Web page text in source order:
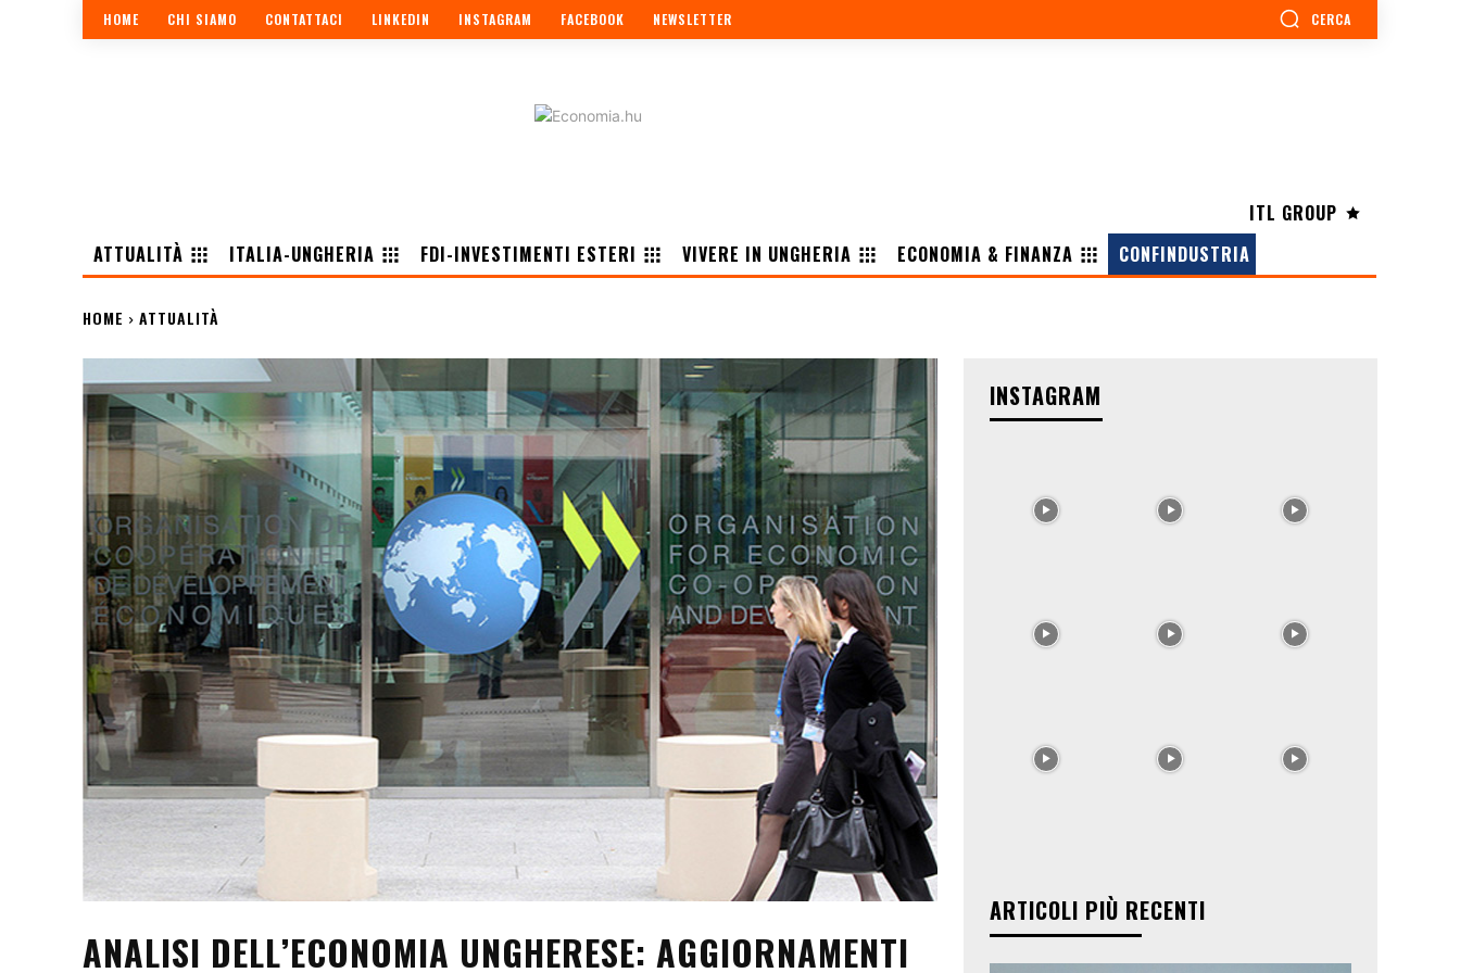
HOME CHI SIAMO CONTATTACI LINKEDIN INSTAGRAM FACEBOOK NEWSLETTER CERCA
ITL GROUP
ATTUALITÀ
ITALIA-UNGHERIA FDI-INVESTIMENTI ESTERI VIVERE IN UNGHERIA ECONOMIA & FINANZA CONFINDUSTRIA
HOME ATTUALITÀ
ANALISI DELL’ECONOMIA UNGHERESE: AGGIORNAMENTI
INSTAGRAM
ARTICOLI PIÙ RECENTI